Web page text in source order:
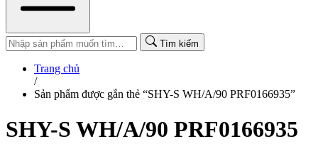
Tìm kiếm
Trang chủ
/
Sản phẩm được gắn thẻ “SHY-S WH/A/90 PRF0166935”
SHY-S WH/A/90 PRF0166935